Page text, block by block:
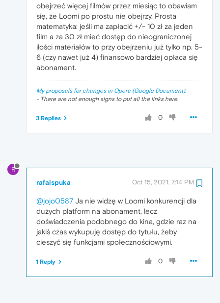
obejrzeć więcej filmów przez miesiąc to obawiam
się, że Loomi po prostu nie obejrzy. Prosta
matematyka: jeśli ma zapłacić +/- 10 zł za jeden
film a za 30 zł mieć dostęp do nieograniczonej
ilości materiałów to przy obejrzeniu już tylko np. 5-
6 (czy nawet już 4) finansowo bardziej opłaca się
abonament.
My proposals for changes in Opera (Google Document).
- There are not enough signs to put all the links here.
0
3 Replies
R
rafalspuka Oct 15, 2021, 7:14 PM
@jojo0587 Ja nie widzę w Loomi konkurencji dla
dużych platform na abonament, lecz
doświadczenia podobnego do kina, gdzie raz na
jakiś czas wykupuję dostęp do tytułu, żeby
cieszyć się funkcjami społecznościowymi.
0
1 Reply